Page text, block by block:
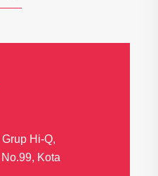
Hi-Q,
Kota